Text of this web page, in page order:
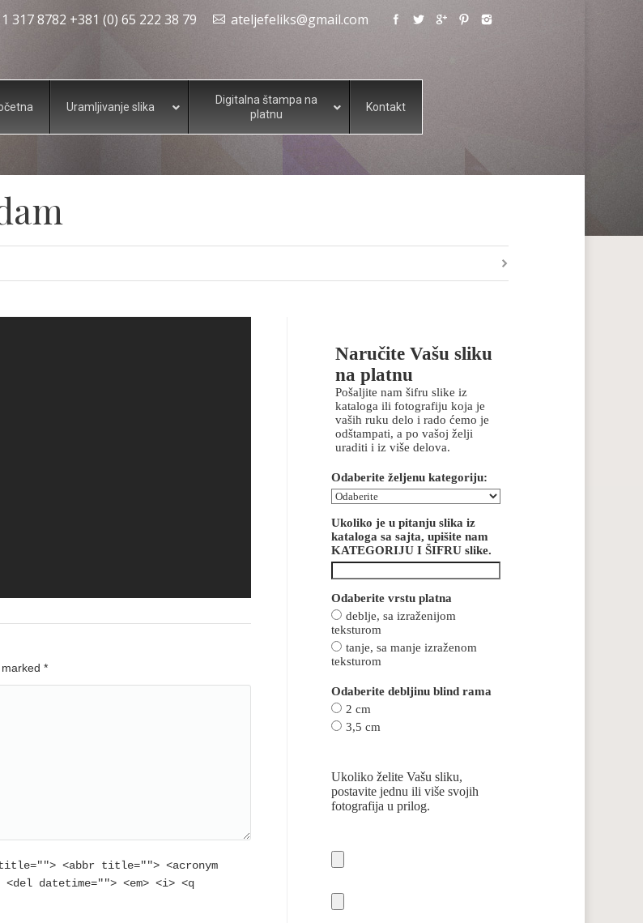
317 8782 +381 (0) 65 222 38 79 ateljefeliks@gmail.com
Uramljivanje slika
Digitalna štampa na
platnu
Kontakt
*
<abbr title=""> <acronym
datetime=""> <em> <i> <q